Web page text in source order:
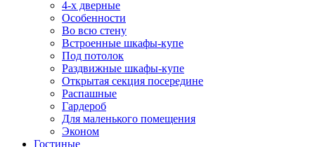
4-х дверные
Особенности
Во всю стену
Встроенные шкафы-купе
Под потолок
Раздвижные шкафы-купе
Открытая секция посередине
Распашные
Гардероб
Для маленького помещения
Эконом
Гостиные